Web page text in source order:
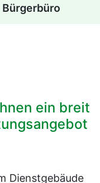
Bürgerbüro
ein breit
Dienstgebäude